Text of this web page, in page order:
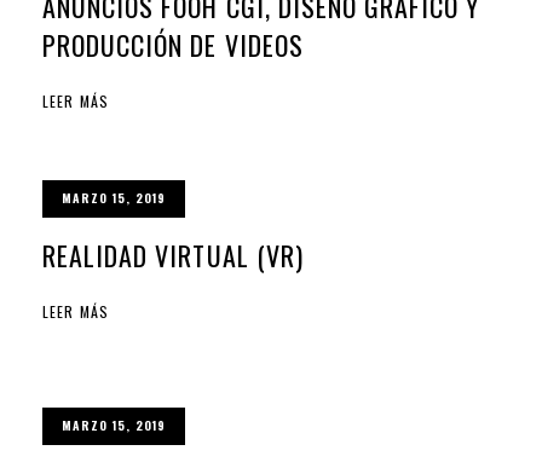
PRODUCCIÓN DE VIDEOS
LEER MÁS
MARZO 15, 2019
REALIDAD VIRTUAL (VR)
LEER MÁS
MARZO 15, 2019